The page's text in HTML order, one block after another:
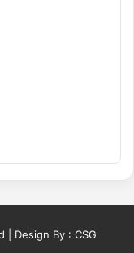
| Design By : CSG